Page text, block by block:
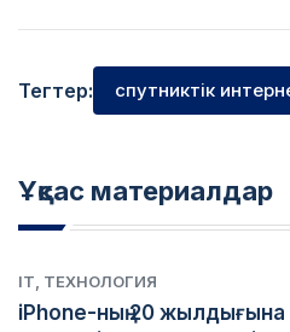
Тегтер: спутниктік
Ұқсас материалдар
IT, ТЕХНОЛОГИЯ
iPhone-ның 20 жылдығына